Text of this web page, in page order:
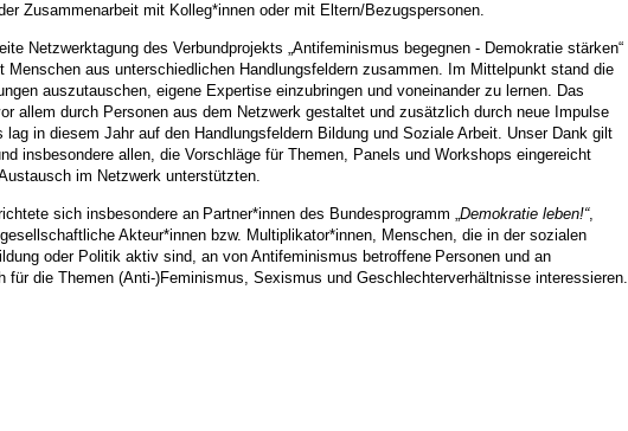
Zusammenarbeit mit Kolleg*innen oder mit Eltern/Bezugspersonen.
Netzwerktagung des Verbundprojekts „Antifeminismus begegnen - Demokratie stärken“
Menschen aus unterschiedlichen Handlungsfeldern zusammen. Im Mittelpunkt stand die
auszutauschen, eigene Expertise einzubringen und voneinander zu lernen. Das
allem durch Personen aus dem Netzwerk gestaltet und zusätzlich durch neue Impulse
lag in diesem Jahr auf den Handlungsfeldern Bildung und Soziale Arbeit. Unser Dank gilt
insbesondere allen, die Vorschläge für Themen, Panels und Workshops eingereicht
im Netzwerk unterstützten.
sich insbesondere an Partner*innen des Bundesprogramm „Demokratie leben!“,
Akteur*innen bzw. Multiplikator*innen, Menschen, die in der sozialen
oder Politik aktiv sind, an von Antifeminismus betroffene Personen und an
für die Themen (Anti-)Feminismus, Sexismus und Geschlechterverhältnisse interessieren.